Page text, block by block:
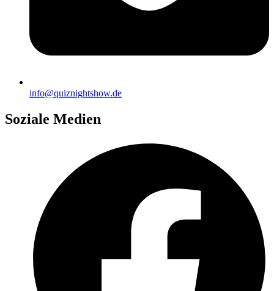
info@quiznightshow.de
Soziale Medien